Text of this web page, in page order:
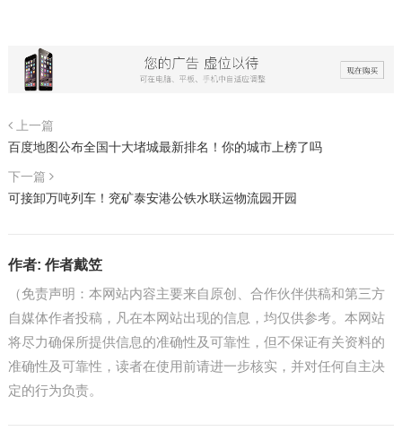
上一篇
百度地图公布全国十大堵城最新排名！你的城市上榜了吗
下一篇
可接卸万吨列车！兖矿泰安港公铁水联运物流园开园
作者: 作者戴笠
（免责声明：本网站内容主要来自原创、合作伙伴供稿和第三方
自媒体作者投稿，凡在本网站出现的信息，均仅供参考。本网站
将尽力确保所提供信息的准确性及可靠性，但不保证有关资料的
准确性及可靠性，读者在使用前请进一步核实，并对任何自主决
定的行为负责。